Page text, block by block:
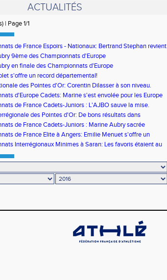
ACTUALITÉS
| Page 1/1
de France Espoirs - Nationaux: Bertrand Stephan revient
9ème des Championnats d'Europe
en finale des Championnats d'Europe
s'offre un record départemental!
des Pointes d'Or: Corentin Dilasser à son niveau.
d'Europe Cadets: Marine s'est envolée pour les Europe
de France Cadets-Juniors : L'AJBO sauve la mise.
des Pointes d'Or: De bons résultats dans
de France Cadets-Juniors : Marine Aubry sacrée
de France!
de France Elite à Angers: Emilie Menuet s'offre un
de Championne de France
Interrégionaux Minimes à Saran: Les favoris étaient au